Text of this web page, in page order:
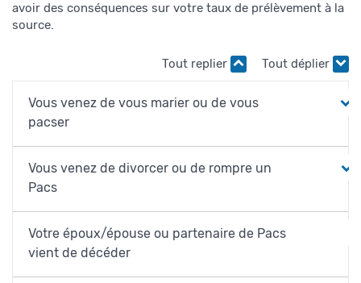
avoir des conséquences sur votre taux de prélèvement à la
source.
Tout replier Tout déplier
Vous venez de vous marier ou de vous
pacser
Vous venez de divorcer ou de rompre un
Pacs
Votre époux/épouse ou partenaire de Pacs
vient de décéder